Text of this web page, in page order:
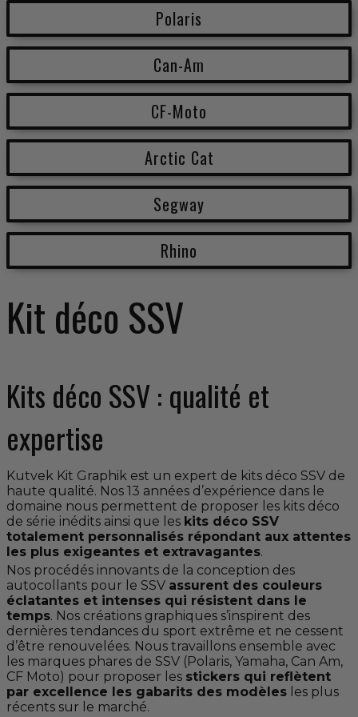
Kit déco SSV
Polaris
Can-Am
CF-Moto
Arctic Cat
Segway
Rhino
Kits déco SSV : qualité et
expertise
Kutvek Kit Graphik est un expert de kits déco SSV de
haute qualité. Nos 13 années d’expérience dans le
domaine nous permettent de proposer les kits déco
de série inédits ainsi que les kits déco SSV
totalement personnalisés répondant aux attentes
les plus exigeantes et extravagantes.
Nos procédés innovants de la conception des
autocollants pour le SSV assurent des couleurs
éclatantes et intenses qui résistent dans le
temps. Nos créations graphiques s’inspirent des
dernières tendances du sport extrême et ne cessent
d’être renouvelées. Nous travaillons ensemble avec
les marques phares de SSV (Polaris, Yamaha, Can Am,
CF Moto) pour proposer les stickers qui reflètent
par excellence les gabarits des modèles les plus
récents sur le marché.